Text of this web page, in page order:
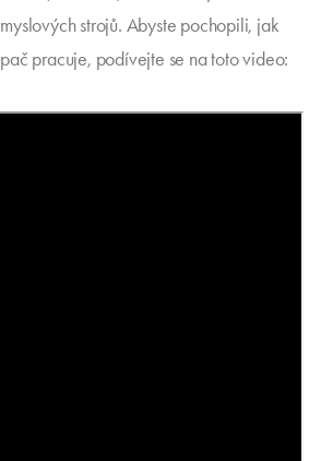
strojů. Abyste pochopili, jak
pracuje, podívejte se na toto video: